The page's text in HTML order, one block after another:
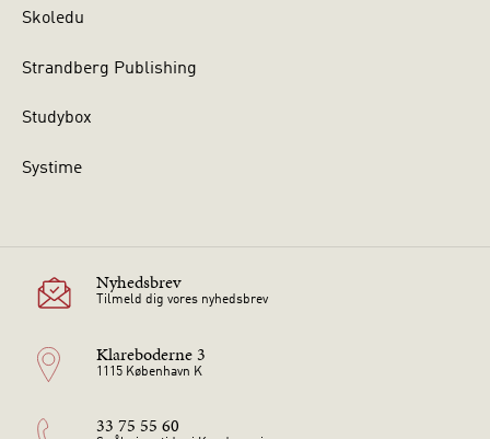
Skoledu
Strandberg Publishing
Studybox
Systime
Nyhedsbrev
Tilmeld dig vores nyhedsbrev
Klareboderne 3
1115 København K
33 75 55 60